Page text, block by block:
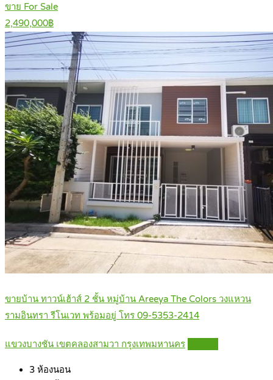
ขาย For Sale
2,490,000฿
ขายบ้าน ทาวน์เฮ้าส์ 2 ชั้น หมู่บ้าน Areeya The Colors วงแหวน
รามอินทรา รีโนเวท พร้อมอยู่ โทร 09-5353-2414
แขวงบางชัน เขตคลองสามวา กรุงเทพมหานคร
3 ห้องนอน